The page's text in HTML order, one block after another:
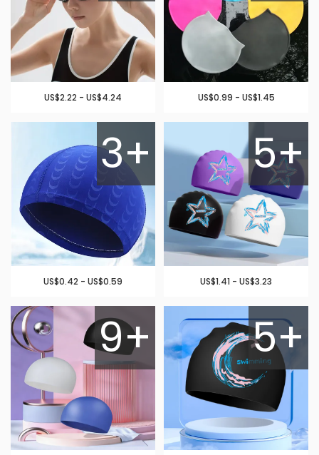
US$2.22 - US$4.24 US$0.99 - US$1.45
3+
US$0.42 - US$0.59
5+
US$1.41 - US$3.23
9+ 5+